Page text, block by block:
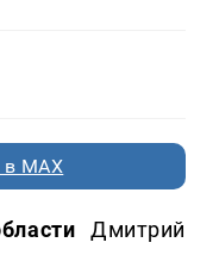
MAX
Дмитрий